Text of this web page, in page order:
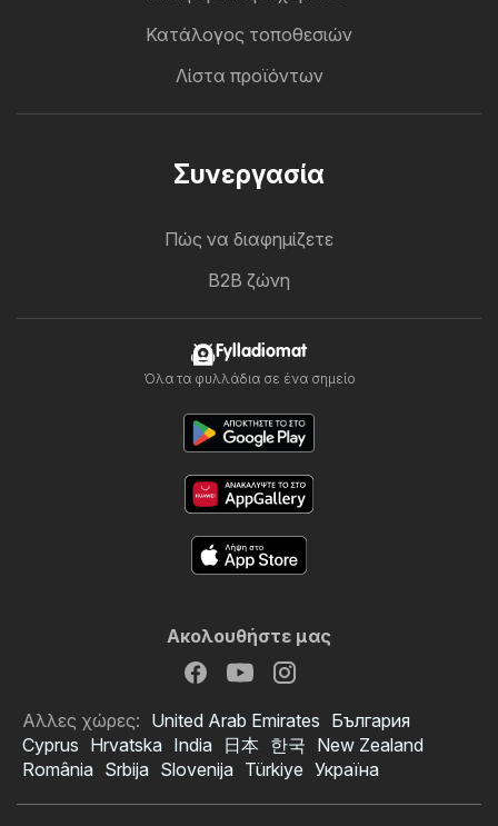
Κατάλογος τοποθεσιών
Λίστα προϊόντων
Συνεργασία
Πώς να διαφημίζετε
B2B ζώνη
Fylladiomat
Όλα τα φυλλάδια σε ένα σημείο
Ακολουθήστε μας
Αλλες χώρες: United Arab Emirates България
Cyprus Hrvatska India 日本 한국 New Zealand
România Srbija Slovenija Türkiye Україна